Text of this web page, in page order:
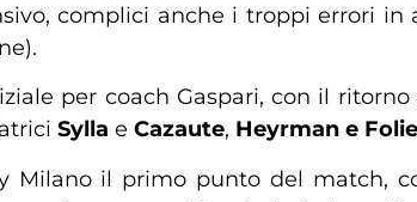
complici anche i troppi errori
per coach Gaspari, con il
Sylla e Cazaute, Heyrman e Folie
Milano il primo punto del